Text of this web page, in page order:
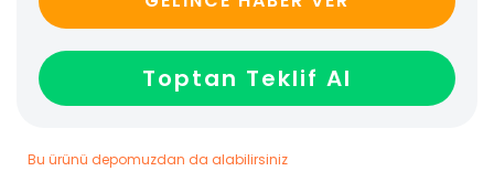
Toptan Teklif Al
Bu ürünü depomuzdan da alabilirsiniz